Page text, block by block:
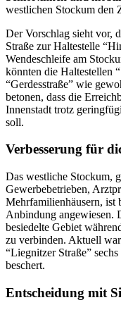
westlichen Stockum den
Der Vorschlag sieht vor,
Straße zur Haltestelle
Wendeschleife am
könnten die Haltestellen
“Gerdesstraße” wie
betonen, dass die
Innenstadt trotz
soll.
Verbesserung für
Das westliche Stockum,
Gewerbebetrieben,
Mehrfamilienhäusern, ist
Anbindung angewiesen.
besiedelte Gebiet
zu verbinden. Aktuell
“Liegnitzer Straße”
beschert.
Entscheidung mit